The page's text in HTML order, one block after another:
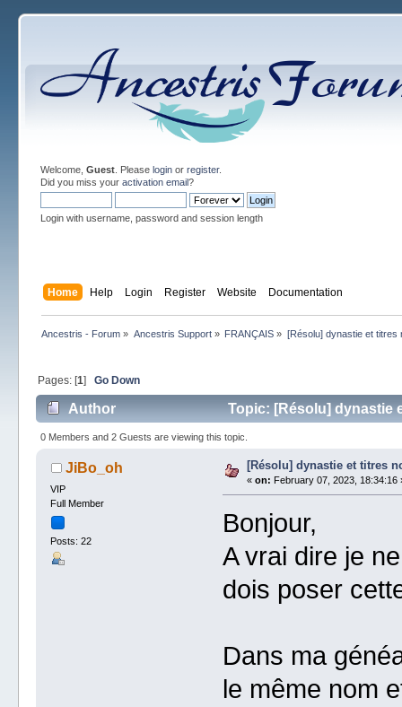
Welcome, Guest. Please loginor register.
Did you miss your activation email?
Login with username, password and session length
Home Help Login Register Website Documentation
Ancestris - Forum » Ancestris Support» FRANÇAIS » [Résolu] dynastie et titres
Pages: [1] Go Down
Author Topic: [Résolu] dynastie
0 Members and 2 Guests are viewing this topic.
JiBo_oh
VIP
Full Member
Posts: 22
[Résolu] dynastie et titres
«on: February 07, 2023, 18:34:16
Bonjour,
A vrai dire je
dois poser
Dans ma
le même nom